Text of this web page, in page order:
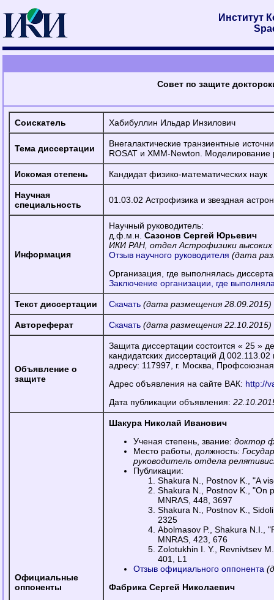
Институт
Совет по защите
Соискатель Хабибуллин Ильдар Инзилович
Тема диссертации
Внегалактические транзиентные
ROSAT и XMM-Newton. Моделирование
Искомая степень Кандидат физико-математических наук
Научная
специальность
01.03.02 Астрофизика и звездная
Информация
Научный руководитель:
д.ф.м.н. Сазонов Сергей Юрьевич
ИКИ РАН, отдел Астрофизики высоких
Отзыв научного руководителя (дата
Организация, где выполнялась
Заключение организации, где
Текст диссертации Скачать (дата размещения 28.09.2015)
Автореферат Скачать (дата размещения 22.10.2015)
Объявление о
защите
Защита диссертации состоится « 25 »
кандидатских диссертаций Д
адресу: 117997, г. Москва,
Адрес объявления на сайте ВАК: http://
Дата публикации объявления:
Официальные
оппоненты
Шакура Николай Иванович
Ученая степень, звание: доктор
Место работы, должность:
руководитель отдела
Публикации:
Shakura N., Postnov K., "A
Shakura N., Postnov K., "On
MNRAS, 448, 3697
Shakura N., Postnov K.,
2325
Abolmasov P., Shakura N.I.,
MNRAS, 423, 676
Zolotukhin I. Y., Revnivtsev
401, L1
Отзыв официального оппонента
Фабрика Сергей Николаевич